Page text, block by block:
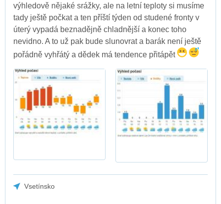
výhledově nějaké srážky, ale na letní teploty si musíme
tady ještě počkat a ten příští týden od studené fronty v
úterý vypadá beznadějně chladnější a konec toho
nevidno. A to už pak bude slunovrat a barák není ještě
pořádně vyhřátý a dědek má tendence přitápět
Vsetínsko